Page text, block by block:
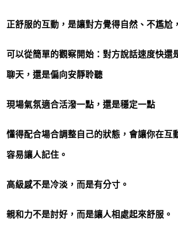
正舒服的互動，是讓對方覺得自然、不尷尬
可以從簡單的觀察開始：對方說話速度快還
聊天，還是偏向安靜聆聽
現場氣氛適合活潑一點，還是穩定一點
懂得配合場合調整自己的狀態，會讓你在互
容易讓人記住。
高級感不是冷淡，而是有分寸。
親和力不是討好，而是讓人相處起來舒服。